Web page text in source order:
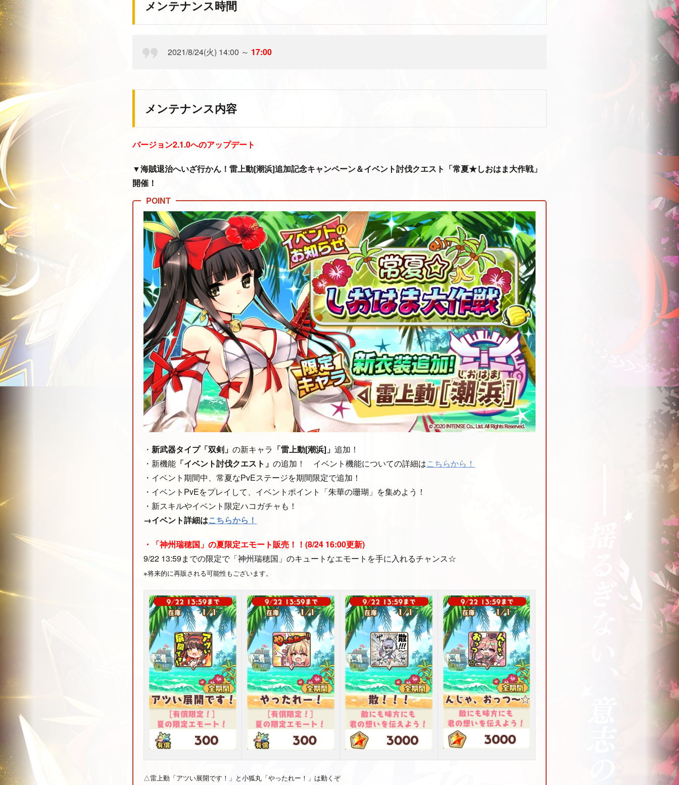
メンテナンス時間
2021/8/24(火) 14:00 ～ 17:00
メンテナンス内容
バージョン2.1.0へのアップデート
▼海賊退治へいざ行かん！雷上動[潮浜]追加記念キャンペーン＆イベント討伐クエスト「常夏★しおはま大作戦」
開催！
・ 新武器タイプ「双剣」 の新キャラ 「雷上動[潮浜]」 追加！
・新機能 「イベント討伐クエスト」 の追加！ イベント機能についての詳細はこちらから！
・イベント期間中、常夏なPvEステージを期間限定で追加！
・イベントPvEをプレイして、イベントポイント「朱華の珊瑚」を集めよう！
・新スキルやイベント限定ハコガチャも！
→イベント詳細はこちらから！
・「神州瑞穂国」の夏限定エモート販売！！(8/24 16:00更新)
9/22 13:59までの限定で「神州瑞穂国」のキュートなエモートを手に入れるチャンス☆
※将来的に再販される可能性もございます。
△雷上動「アツい展開です！」と小狐丸「やったれー！」は動くぞ